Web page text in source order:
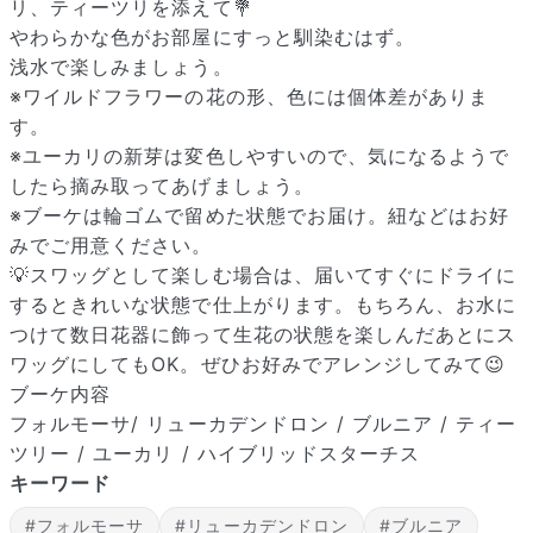
リ、ティーツリを添えて💐
やわらかな色がお部屋にすっと馴染むはず。
浅水で楽しみましょう。
※ワイルドフラワーの花の形、色には個体差がありま
す。
※ユーカリの新芽は変色しやすいので、気になるようで
したら摘み取ってあげましょう。
※ブーケは輪ゴムで留めた状態でお届け。紐などはお好
みでご用意ください。
💡スワッグとして楽しむ場合は、届いてすぐにドライに
するときれいな状態で仕上がります。もちろん、お水に
つけて数日花器に飾って生花の状態を楽しんだあとにス
ワッグにしてもOK。ぜひお好みでアレンジしてみて😉
ブーケ内容
フォルモーサ/ リューカデンドロン / ブルニア / ティー
ツリー / ユーカリ / ハイブリッドスターチス
キーワード
#フォルモーサ #リューカデンドロン #ブルニア